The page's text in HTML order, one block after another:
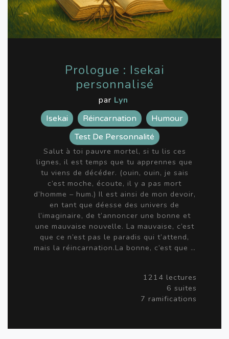
Prologue : Isekai
personnalisé
par Lyn
Isekai Réincarnation
Humour
Test De Personnalité
Salut à toi pauvre mortel, si tu lis ces
lignes, il est temps que tu apprennes que
tu viens de décéder. (ouin, ouin, je sais
c’est moche, écoute, il y a pas mort
d’homme – hum.) Il est ainsi de mon devoir,
en tant que déesse des univers de
l’imaginaire, de t’annoncer une bonne et
une mauvaise nouvelle. La mauvaise, c’est
que ce n’est pas le paradis qui t’attend,
mais la réincarnation.La bonne, c’est que …
1214 lectures
6 suites
7 ramifications